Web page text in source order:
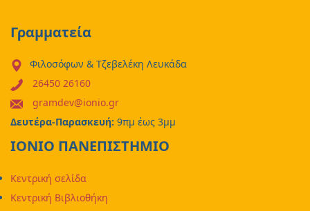
Γραμματεία
Φιλοσόφων & Τζεβελέκη Λευκάδα
26450 26160
gramdev@ionio.gr
Δευτέρα-Παρασκευή: 9πμ έως 3μμ
ΙΟΝΙΟ ΠΑΝΕΠΙΣΤΗΜΙΟ
Κεντρική σελίδα
Κεντρική Βιβλιοθήκη